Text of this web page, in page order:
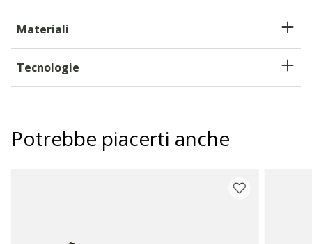
Materiali
Tecnologie
Potrebbe piacerti anche